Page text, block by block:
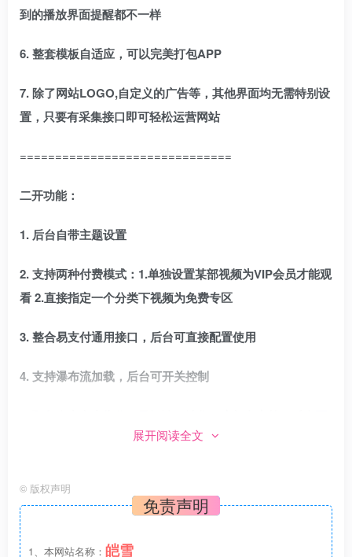
到的播放界面提醒都不一样
6. 整套模板自适应，可以完美打包APP
7. 除了网站LOGO,自定义的广告等，其他界面均无需特别设
置，只要有采集接口即可轻松运营网站
==============================
二开功能：
1. 后台自带主题设置
2. 支持两种付费模式：1.单独设置某部视频为VIP会员才能观
看 2.直接指定一个分类下视频为免费专区
3. 整合易支付通用接口，后台可直接配置使用
4. 支持瀑布流加载，后台可开关控制
加密M3U8或MP4
7. 增加注册赠送VIP天数功能，后台可自行设置赠送多少天
展开阅读全文
© 版权声明
免责声明
1、本网站名称： 皑雪